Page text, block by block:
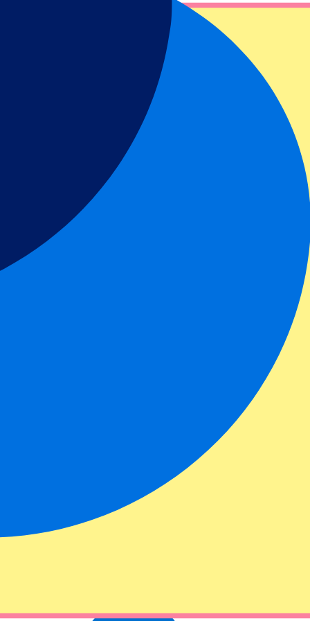
Die Pre‑Match‑Hospitality findet im Joie Stadium statt, direkt
Vor dem Spiel genießen Sie ein Drei‑Gänge‑Buffet sowie ein
vereint. Genießen Sie Premium‑Sitzplätze auf der Längsseite auf
Fünf‑Gänge‑Menü à la carte im Hospitality‑Bereich, begleitet
offizielle Matchday‑Programm, und die Tickets werden als mobile